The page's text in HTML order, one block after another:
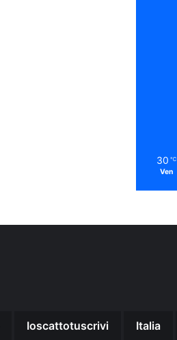
30 ℃
Ven
Ioscattotuscrivi Italia